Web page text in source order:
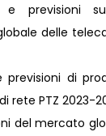
e previsioni
delle
previsioni di
rete PTZ 2023-
del mercato